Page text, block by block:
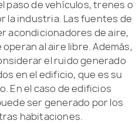
paso de vehículos, trenes o
la industria. Las fuentes de
acondicionadores de aire,
al aire libre. Además,
el ruido generado
en el edificio, que es su
En el caso de edificios
ser generado por los
habitaciones.